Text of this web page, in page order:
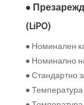
●
(LiPO)
● Номинален
● Номинално
● Стандартно
●